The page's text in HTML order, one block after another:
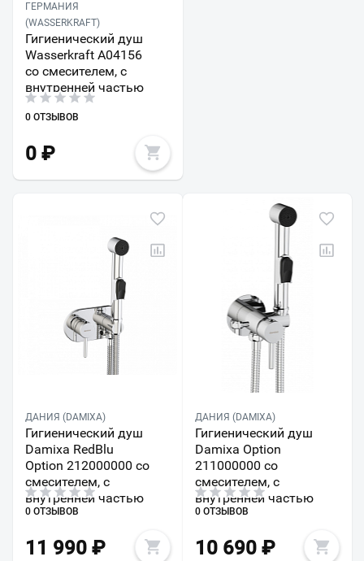
ГЕРМАНИЯ
(WASSERKRAFT)
Гигиенический душ
Wasserkraft A04156
со смесителем, с
внутренней частью
0 ОТЗЫВОВ
0 ₽
ДАНИЯ (DAMIXA)
Гигиенический душ
Damixa RedBlu
Option 212000000 со
смесителем, с
внутренней частью
0 ОТЗЫВОВ
11 990 ₽
ДАНИЯ (DAMIXA)
Гигиенический душ
Damixa Option
211000000 со
смесителем, с
внутренней частью
0 ОТЗЫВОВ
10 690₽